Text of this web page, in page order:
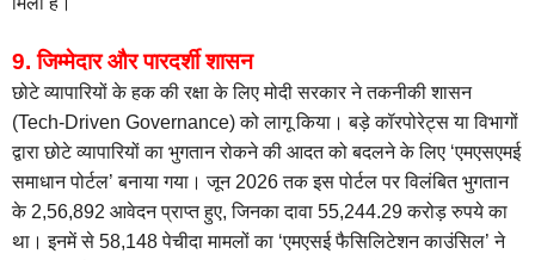
9. जिम्मेदार और पारदर्शी शासन
छोटे व्यापारियों के हक की रक्षा के लिए मोदी सरकार ने तकनीकी शासन
(Tech-Driven Governance) को लागू किया। बड़े कॉरपोरेट्स या विभागों
द्वारा छोटे व्यापारियों का भुगतान रोकने की आदत को बदलने के लिए ‘एमएसएमई
समाधान पोर्टल’ बनाया गया। जून 2026 तक इस पोर्टल पर विलंबित भुगतान
के 2,56,892 आवेदन प्राप्त हुए, जिनका दावा 55,244.29 करोड़ रुपये का
था। इनमें से 58,148 पेचीदा मामलों का ‘एमएसई फैसिलिटेशन काउंसिल’ ने